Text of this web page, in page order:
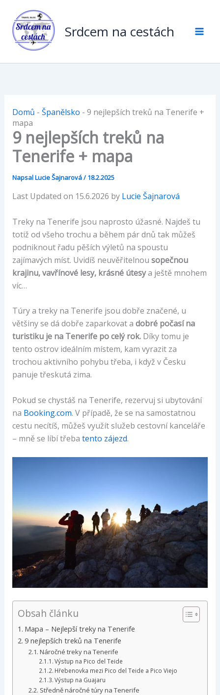
obsah
Srdcem na cestách
Domů - Španělsko - 9 nejlepších treků na Tenerife +
mapa
9 nejlepších treků na
Tenerife + mapa
NapsalLucie Šajnarová/18.2.2025
Last Updated on 15.6.2026 by Lucie Šajnarová
Treky na Tenerife jsou naprosto úžasné. Najdeš tu
totiž od všeho trochu a během pár dnů tak můžeš
podniknout řadu pěších výletů na spoustu
zajímavých míst. Uvidíš neuvěřitelnou sopečnou
krajinu, vavřínové lesy, krásné útesya ještě mnohem
víc…
Túry a treky na Tenerife jsou dobře značené, u
většiny se dá dobře zaparkovat a dobré počasí na
turistiku je na Tenerife po celý rok.Díky tomu je
tento ostrov ideálním místem, kam vyrazit za
trochou aktivního pohybu třeba, i když v Česku
panuje třeskutá zima.
Pokud se chystáš na Tenerife, rezervuj si ubytování
na Booking.com. V případě, že se na samostatnou
cestu necítíš, můžeš využít služeb cestovní kanceláře
– mně se líbí třeba tento zájezd.
Obsah článku
Mapa – Nejlepší treky na Tenerife
9 nejlepších treků na Tenerife
Náročné treky na Tenerife
Výstup na Pico del Teide
Hřebenovka mezi Pico del Teide a Pico Viejo
Výstup na Guajaru
Středně náročné túry na Tenerife